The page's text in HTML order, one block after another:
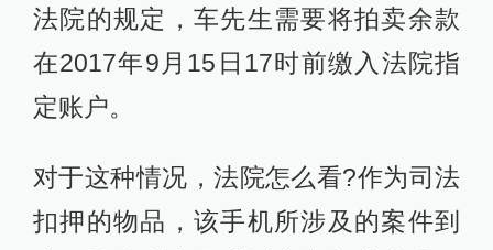
法院的规定，车先生需要将拍卖余款
在2017年9月15日17时前缴入法院指
定账户。
对于这种情况，法院怎么看?作为司法
扣押的物品，该手机所涉及的案件到